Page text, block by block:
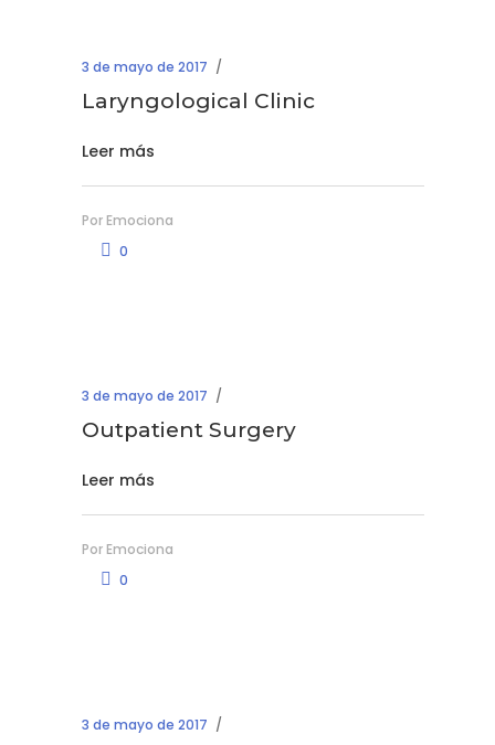
3 de mayo de 2017
Laryngological Clinic
Leer más
Por Emociona
0
3 de mayo de 2017
Outpatient Surgery
Leer más
Por Emociona
0
3 de mayo de 2017